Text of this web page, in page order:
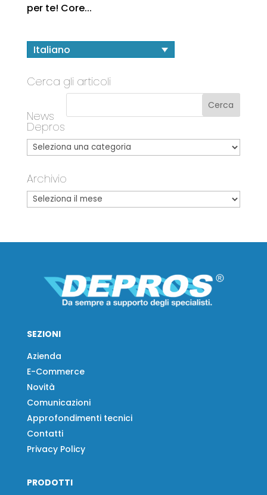
per te! Core...
Italiano
Cerca gli articoli
News
Depros
Archivio
SEZIONI
Azienda
E-Commerce
Novità
Comunicazioni
Approfondimenti tecnici
Contatti
Privacy Policy
PRODOTTI